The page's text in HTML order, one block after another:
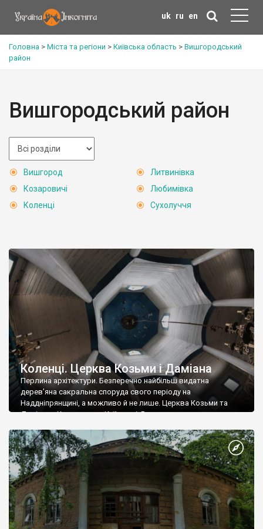
uk ru en
Головна > Міста та регіони > Київська область > Вишгородський
район
Вишгородський район
Вишгород
Козаровичі
Коленці
Литвинівка
Любимівка
Сухолуччя
Коленці. Церква Козьми і Даміана
Перлина архітектури. Безперечно найбільш видатна
дерев’яна сакральна споруда свого періоду на
Наддніпрянщині, а можливо й не лише. Церква Козьми та
Даміана у Коленцях, на Киїівщині. Вона вражає своєю
вона просто неймовірна. Нічого подібного в період
тотального синодально-єпархіального стилю не робили.
Восьмерики, четверики, колони, казковий об’єм – таке міг […]